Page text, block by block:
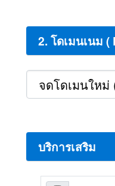
2. โดเมนเนม
บริการเสริม